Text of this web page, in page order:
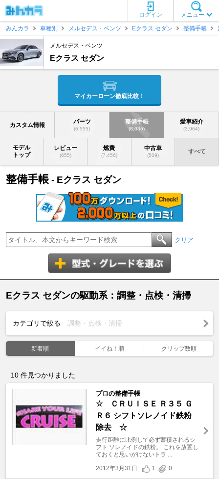
メニュー
ログイン
みんカラ
車種別 メルセデス・ベンツ Eクラス セダン 整備手帳
メルセデス・ベンツ
Eクラス セダン
マイカーローン徹底比較！
カスタム情報 パーツ
(6,555)
整備手帳
(8,036)
愛車紹介
(3,964)
モデル
トップ
レビュー
(655)
燃費
(7,456)
中古車
(509)
すべて
整備手帳 - Eクラス セダン
クリア
Eクラス セダンの駆動系：調整・点検・清掃
カテゴリで絞る 調整・点検・清掃
新着順 イイね！順 クリップ数順
10 件見つかりました
プロの整備手帳
☆ ＣＲＵＩＳＥ Ｒ３５ Ｇ
Ｒ６ シフトソレノイド鉄粉
除去 ☆
走行距離に比例して必ず蓄積されるシ
フト ソレノイドの鉄粉。 これを放置し
ておくと思いがけないトラ ...
2012年3月31日
1 0